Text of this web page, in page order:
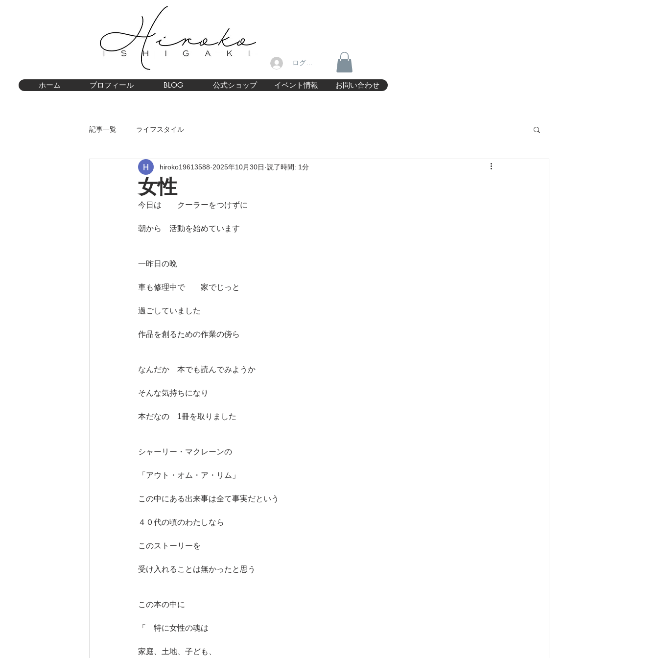
ログイン
ホーム プロフィール BLOG 公式ショップ イベント情報 お問い合わせ
記事一覧 ライフスタイル
女性
hiroko19613588 2025年10月30日 読了時間: 1分
今日は　　クーラーをつけずに
朝から　活動を始めています
一昨日の晩
車も修理中で　　家でじっと
過ごしていました
作品を創るための作業の傍ら
なんだか　本でも読んでみようか
そんな気持ちになり
本だなの　1冊を取りました
シャーリー・マクレーンの
「アウト・オム・ア・リム」
この中にある出来事は全て事実だという
４０代の頃のわたしなら
このストーリーを
受け入れることは無かったと思う
この本の中に
「　特に女性の魂は
家庭、土地、子ども、